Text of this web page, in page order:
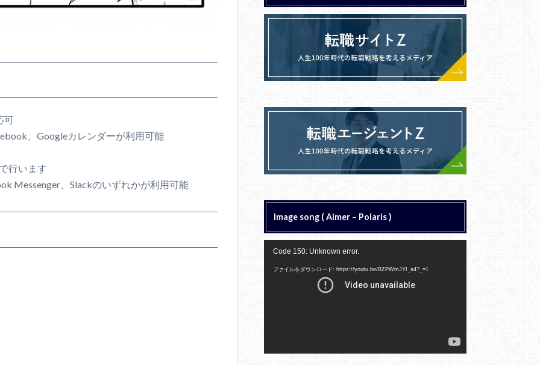
可
、Googleカレンダーが利用可能
行います
Messenger、Slackのいずれかが利用可能
Image song ( Aimer – Polaris )
Code 150: Unknown error.
ファイルをダウンロード: https://youtu.be/BZPWmJYI_a4?_=1